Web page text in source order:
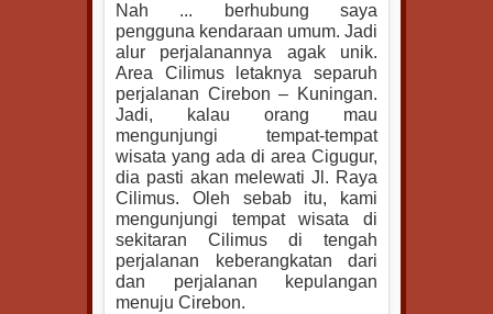
Nah ... berhubung saya
pengguna kendaraan umum. Jadi
alur perjalanannya agak unik.
Area Cilimus letaknya separuh
perjalanan Cirebon – Kuningan.
Jadi, kalau orang mau
mengunjungi tempat-tempat
wisata yang ada di area Cigugur,
dia pasti akan melewati Jl. Raya
Cilimus. Oleh sebab itu, kami
mengunjungi tempat wisata di
sekitaran Cilimus di tengah
perjalanan keberangkatan dari
dan perjalanan kepulangan
menuju Cirebon.